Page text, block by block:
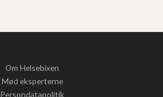
Om Helsebixen
Mød eksperterne
Persondatapolitik